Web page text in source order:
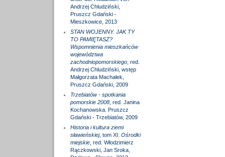
Andrzej Chludziński,
Pruszcz Gdański -
Mieszkowice, 2013
STAN WOJENNY. JAK TY
TO PAMIĘTASZ?
Wspomnienia mieszkańców
województwa
zachodniopomorskiego, red.
Andrzej Chludziński, wstęp
Małgorzata Machałek,
Pruszcz Gdański, 2009
Trzebiatów - spotkania
pomorskie 2008, red. Janina
Kochanowska. Pruszcz
Gdański - Trzebiatów, 2009
Historia i kultura ziemi
sławieńskiej, tom XI: Ośrodki
miejskie, red. Włodzimierz
Rączkowski, Jan Sroka,